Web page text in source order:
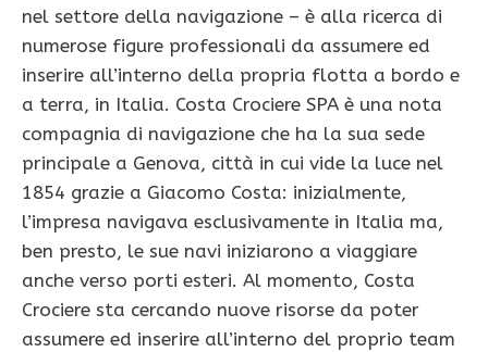
nel settore della navigazione – è alla ricerca di
numerose figure professionali da assumere ed
inserire all’interno della propria flotta a bordo e
a terra, in Italia. Costa Crociere SPA è una nota
compagnia di navigazione che ha la sua sede
principale a Genova, città in cui vide la luce nel
1854 grazie a Giacomo Costa: inizialmente,
l’impresa navigava esclusivamente in Italia ma,
ben presto, le sue navi iniziarono a viaggiare
anche verso porti esteri. Al momento, Costa
Crociere sta cercando nuove risorse da poter
assumere ed inserire all’interno del proprio team